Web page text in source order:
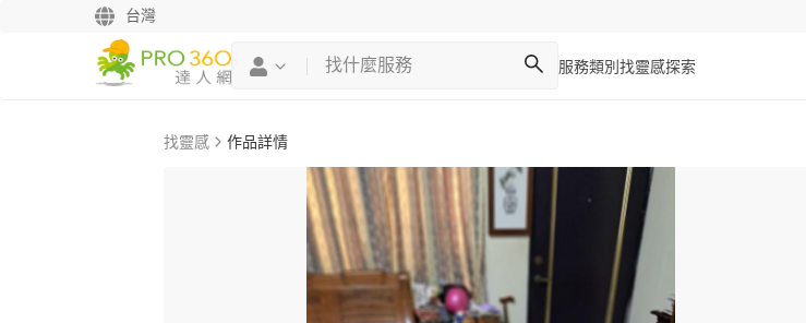
台灣
服務類別 找靈感探索
找靈感 作品詳情